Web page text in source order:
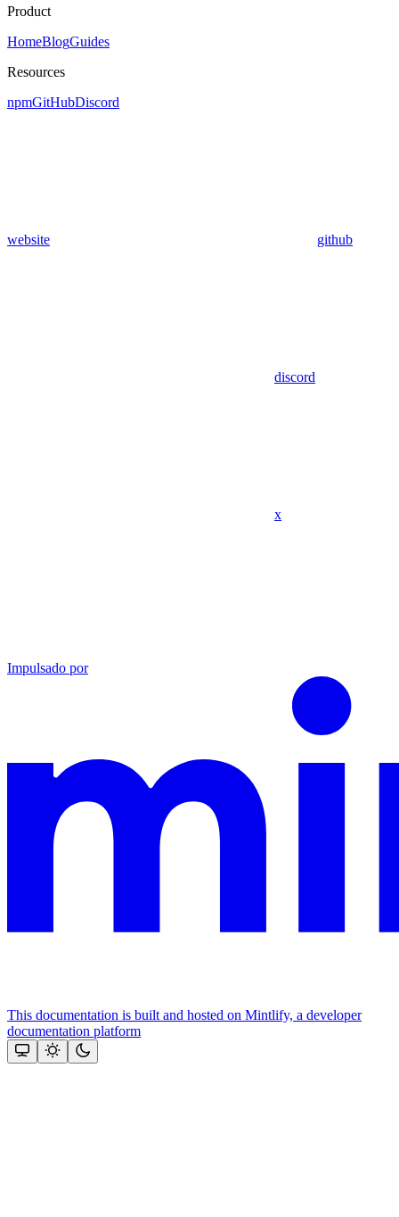
Product
HomeBlogGuides
Resources
npmGitHubDiscord
website github
discord
x
Impulsado por
This documentation is built and hosted on Mintlify, a developer
documentation platform